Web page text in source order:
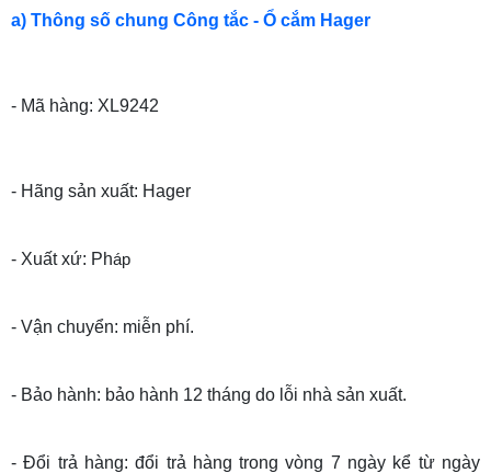
a) Thông số chung Công tắc - Ổ cắm Hager
- Mã hàng: XL9242
- Hãng sản xuất: Hager
- Xuất xứ: Pháp
- Vận chuyển: miễn phí.
- Bảo hành: bảo hành 12 tháng do lỗi nhà sản xuất.
- Đổi trả hàng: đổi trả hàng trong vòng 7 ngày kể từ ngày